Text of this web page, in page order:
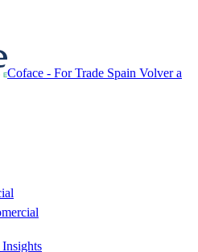
Coface - For Trade Spain Volver a